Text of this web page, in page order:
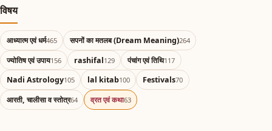
विषय
आध्यात्म एवं धर्म465 सपनों का मतलब (Dream Meaning)264
ज्योतिष एवं उपाय156 rashifal129 पंचांग एवं तिथि117
Nadi Astrology105 lal kitab100 Festivals70
आरती, चालीसा व स्तोत्र64 व्रत एवं कथा63